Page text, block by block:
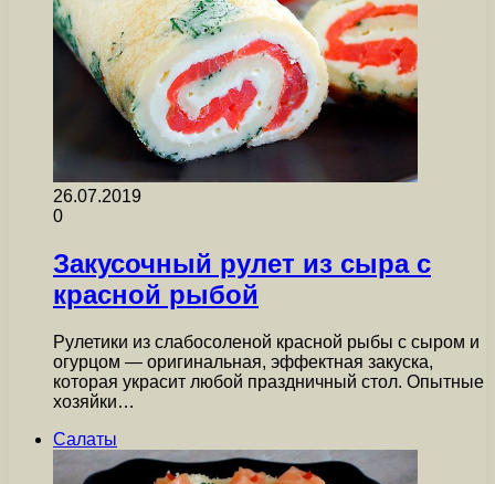
26.07.2019
0
Закусочный рулет из сыра с
красной рыбой
Рулетики из слабосоленой красной рыбы с сыром и
огурцом — оригинальная, эффектная закуска,
которая украсит любой праздничный стол. Опытные
хозяйки…
Салаты